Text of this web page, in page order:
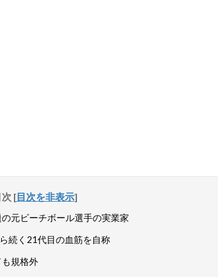
[目次を非表示]
元ビーチボール選手の実業家
続く21代目の血筋を自称
規格外